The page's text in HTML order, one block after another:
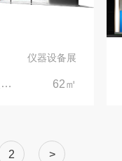
仪器设备展
2026德国纽伦堡嵌入式展览会|德国 · 纽伦堡国际展览中心 62㎡
2 >